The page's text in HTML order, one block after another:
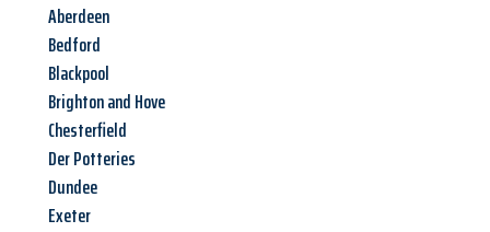
Aberdeen
Bedford
Blackpool
Brighton and Hove
Chesterfield
Der Potteries
Dundee
Exeter